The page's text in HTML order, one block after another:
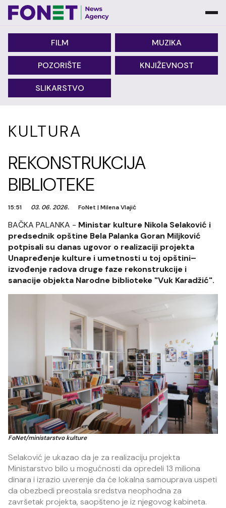
FILM MUZIKA
POZORIŠTE KNJIŽEVNOST
SLIKARSTVO
KULTURA
REKONSTRUKCIJA
BIBLIOTEKE
15:51 03. 06. 2026. FoNet |Milena Vlajić
BAČKA PALANKA - Ministar kulture Nikola Selaković i
predsednik opštine Bela Palanka Goran Miljković
potpisali su danas ugovor o realizaciji projekta
Unapređenje kulture i umetnosti u toj opštini–
izvođenje radova druge faze rekonstrukcije i
sanacije objekta Narodne biblioteke "Vuk Karadžić".
FoNet/ministarstvo kulture
Selaković je ukazao da je za realizaciju projekta
Ministarstvo bilo u mogućnosti da opredeli 13 miliona
dinara i izrazio uverenje da će lokalna samouprava uspeti
da obezbedi preostala sredstva neophodna za
završetak projekta, saopšteno je iz njegovog kabineta.